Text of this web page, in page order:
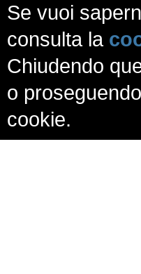
Se vuoi
consulta la
Chiudendo
o
cookie.